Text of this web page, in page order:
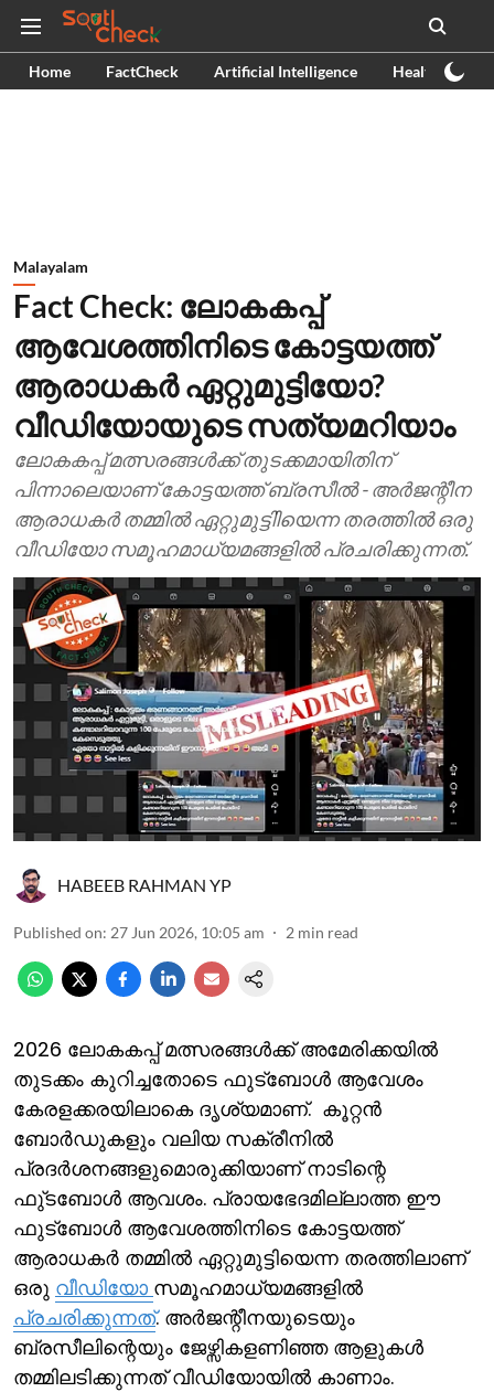
Home FactCheck Artificial Intelligence Health
Malayalam
Fact Check: ലോകകപ്പ്
ആവേശത്തിനിടെ കോട്ടയത്ത്
ആരാധകര്‍ ഏറ്റുമുട്ടിയോ?
വീഡിയോയുടെ സത്യമറിയാം
ലോകകപ്പ് മത്സരങ്ങള്‍ക്ക് തുടക്കമായിതിന്
പിന്നാലെയാണ് കോട്ടയത്ത് ബ്രസീല്‍ - അര്‍ജന്റീന
ആരാധകര്‍ തമ്മില്‍ ഏറ്റുമുട്ടിിയെന്ന തരത്തില്‍ ഒരു
വീഡിയോ സമൂഹമാധ്യമങ്ങളില്‍ പ്രചരിക്കുന്നത്.
HABEEB RAHMAN YP
Published on: 27 Jun 2026, 10:05 am 2 min read
2026 ലോകകപ്പ് മത്സരങ്ങള്‍ക്ക് അമേരിക്കയില്‍
തുടക്കം കുറിച്ചതോടെ ഫുട്ബോള്‍ ആവേശം
കേരളക്കരയിലാകെ ദൃശ്യമാണ്. കൂറ്റന്‍
ബോര്‍ഡുകളും വലിയ സക്രീനില്‍
പ്രദര്‍ശനങ്ങളുമൊരുക്കിയാണ് നാടിന്റെ
ഫു്ടബോള്‍ ആവശം. പ്രായഭേദമില്ലാത്ത ഈ
ഫുട്ബോള്‍ ആവേശത്തിനിടെ കോട്ടയത്ത്
ആരാധകര്‍ തമ്മില്‍ ഏറ്റുമുട്ടിയെന്ന തരത്തിലാണ്
ഒരു വീഡിയോ സമൂഹമാധ്യമങ്ങളില്‍
പ്രചരിക്കുന്നത്. അര്‍ജന്റീനയുടെയും
ബ്രസീലിന്റെയും ജേഴ്സികളണിഞ്ഞ ആളുകള്‍
തമ്മിലടിക്കുന്നത് വീഡിയോയില്‍ കാണാം.